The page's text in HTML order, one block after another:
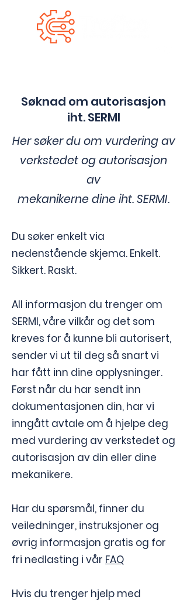
Søknad om autorisasjon
iht. SERMI
Her søker du om vurdering av
verkstedet og autorisasjon
av
mekanikerne dine iht. SERMI.
Du søker enkelt via
nedenstående skjema. Enkelt.
Sikkert. Raskt.
All informasjon du trenger om
SERMI, våre vilkår og det som
kreves for å kunne bli autorisert,
sender vi ut til deg så snart vi
har fått inn dine opplysninger.
Først når du har sendt inn
dokumentasjonen din, har vi
inngått avtale om å hjelpe deg
med vurdering av verkstedet og
autorisasjon av din eller dine
mekanikere.
Har du spørsmål, finner du
veiledninger, instruksjoner og
øvrig informasjon gratis og for
fri nedlasting i vår FAQ
Hvis du trenger hjelp med